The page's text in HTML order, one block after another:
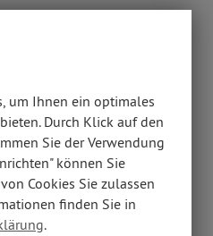
um Ihnen ein optimales
Durch Klick auf den
Sie der Verwendung
können Sie
Cookies Sie zulassen
finden Sie in
.